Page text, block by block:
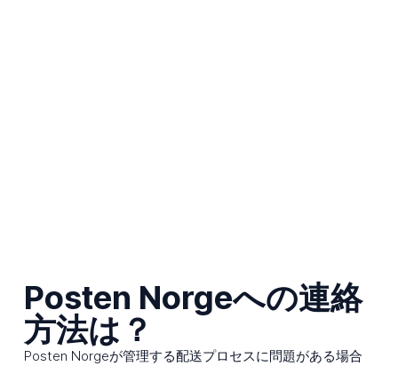
Posten Norgeへの連絡
方法は？
Posten Norgeが管理する配送プロセスに問題がある場合